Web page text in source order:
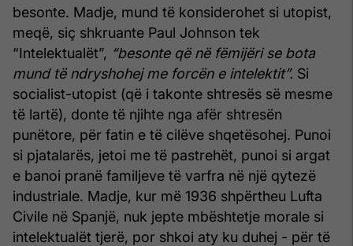
besonte. Madje, mund të konsiderohet si utopist,
meqë, siç shkruante Paul Johnson tek
“Intelektualët”, “besonte që në fëmijëri se bota
mund të ndryshohej me forcën e intelektit”. Si
socialist-utopist (që i takonte shtresës së mesme
të lartë), donte të njihte nga afër shtresën
punëtore, për fatin e të cilëve shqetësohej. Punoi
si pjatalarës, jetoi me të pastrehët, punoi si argat
e banoi pranë familjeve të varfra në një qytezë
industriale. Madje, kur më 1936 shpërtheu Lufta
Civile në Spanjë, nuk jepte mbështetje morale si
intelektualët tjerë, por shkoi aty ku duhej - për të